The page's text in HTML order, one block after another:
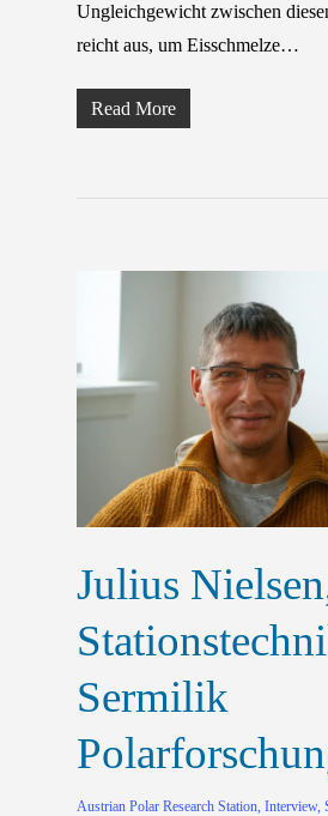
Ungleichgewicht zwischen
reicht aus, um Eisschmelze…
Read More
Julius
Sermilik
Austrian Polar Research Station Interview,